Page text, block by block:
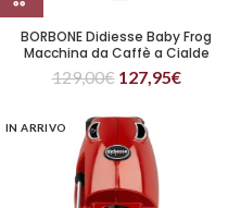
BORBONE Didiesse Baby Frog
Macchina da Caffè a Cialde
Bianco
129,00€ 127,95€
IN ARRIVO